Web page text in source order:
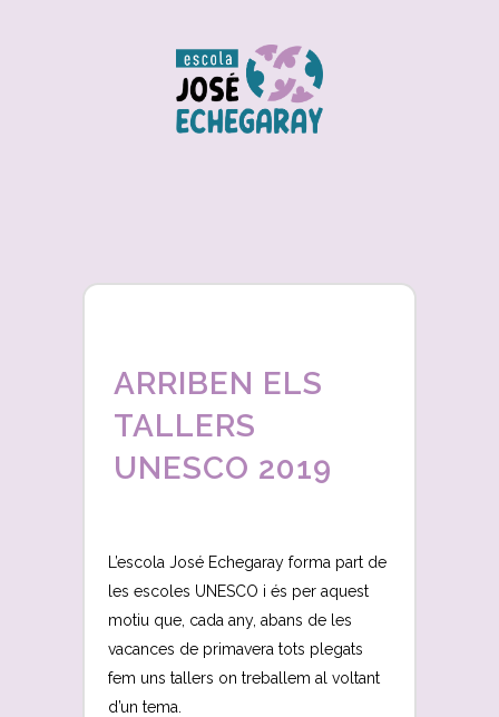
ARRIBEN ELS
TALLERS
UNESCO 2019
L’escola José Echegaray forma part de
les escoles UNESCO i és per aquest
motiu que, cada any, abans de les
vacances de primavera tots plegats
fem uns tallers on treballem al voltant
d’un tema.